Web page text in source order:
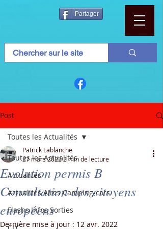
Partager
Post
Toutes les Actualités
Actualités
Actualités Aires Camping-cars
Flashs Infos Sorties
Toutes les Actualités
Evolution permis B
Consultation des citoyens
européens
Patrick Lablanche
27 mars 2022 2 min de lecture
Dernière mise à jour : 12 avr. 2022